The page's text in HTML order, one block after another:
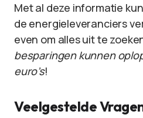
Met al deze informatie
de energieleveranciers
even om alles uit te
besparingen kunnen
euro’s!
Veelgestelde